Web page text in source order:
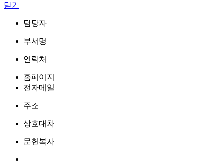
닫기
담당자
부서명
연락처
홈페이지
전자메일
주소
상호대차
문헌복사